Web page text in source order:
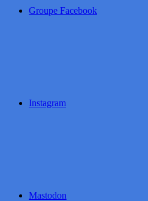
Groupe Facebook
Instagram
Mastodon